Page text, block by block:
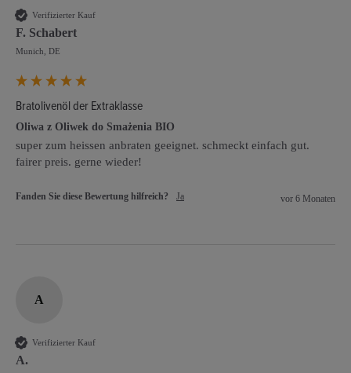
Verifizierter Kauf
F. Schabert
Munich, DE
Bratolivenöl der Extraklasse
Oliwa z Oliwek do Smażenia BIO
super zum heissen anbraten geeignet. schmeckt einfach gut.
fairer preis. gerne wieder!
Fanden Sie diese Bewertung hilfreich? Ja vor 6 Monaten
A
Verifizierter Kauf
A.